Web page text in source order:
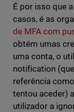
É por isso que
casos, é as
de MFA com
obtém umas
uma conta, o
notification
referência
tentou aceder)
utilizador a